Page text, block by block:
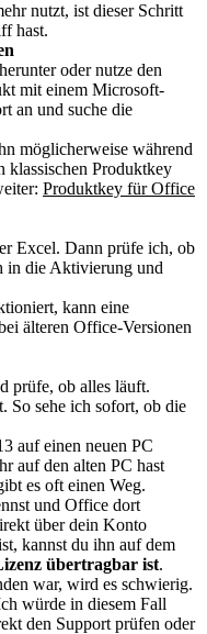
nutzt, ist dieser Schritt
hast.
oder nutze den
mit einem Microsoft-
an und suche die
möglicherweise während
klassischen Produktkey
Produktkey für Office
Excel. Dann prüfe ich, ob
in die Aktivierung und
kann eine
älteren Office-Versionen
prüfe, ob alles läuft.
So sehe ich sofort, ob die
auf einen neuen PC
auf den alten PC hast
es oft einen Weg.
und Office dort
über dein Konto
kannst du ihn auf dem
übertragbar ist.
war, wird es schwierig.
würde in diesem Fall
den Support prüfen oder